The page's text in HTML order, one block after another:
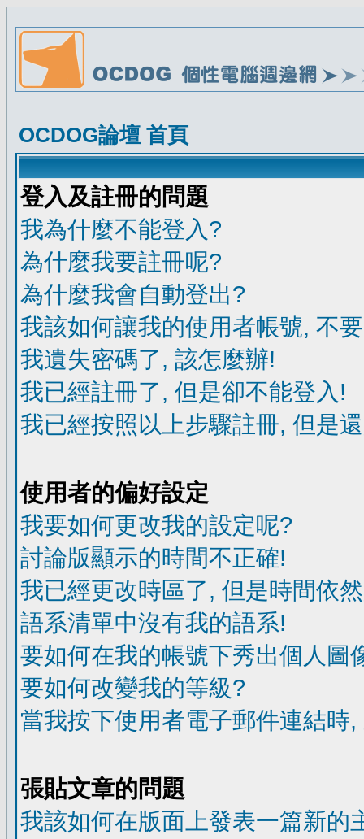
OCDOG論壇 首頁
登入及註冊的問題
我為什麼不能登入?
為什麼我要註冊呢?
為什麼我會自動登出?
我該如何讓我的使用者帳號, 不
我遺失密碼了, 該怎麼辦!
我已經註冊了, 但是卻不能登入!
我已經按照以上步驟註冊, 但是
使用者的偏好設定
我要如何更改我的設定呢?
討論版顯示的時間不正確!
我已經更改時區了, 但是時間依
語系清單中沒有我的語系!
要如何在我的帳號下秀出個人圖
要如何改變我的等級?
當我按下使用者電子郵件連結時
張貼文章的問題
我該如何在版面上發表一篇新的